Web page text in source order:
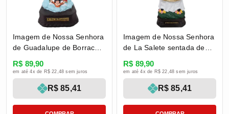
Imagem de Nossa Senhora
de Guadalupe de Borracha
R$ 89,90
R$ 85,41
em até 4x de R$ 22,48 sem juros
Imagem de Nossa Senhora
de La Salete sentada de
cm
R$ 89,90
R$ 85,41
em até 4x de R$ 22,48 sem juros